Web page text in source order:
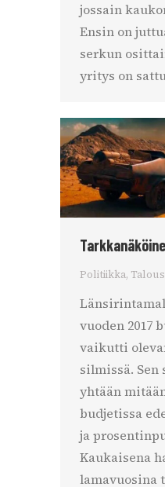
jossain
Ensin on
serkun
yritys on
Politiikka, Talous
vuoden 2017
vaikutti
silmissä.
yhtään
budjetissa
ja
Kaukaisena
lamavuosina